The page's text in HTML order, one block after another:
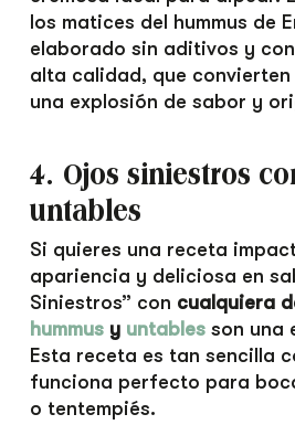
los matices del hummus de
elaborado sin aditivos y
alta calidad, que
una explosión de sabor y
4. Ojos siniestros
untables
Si quieres una receta
apariencia y deliciosa en
Siniestros” con cualquiera
hummusy untablesson una
Esta receta es tan sencilla
funciona perfecto para
o tentempiés.